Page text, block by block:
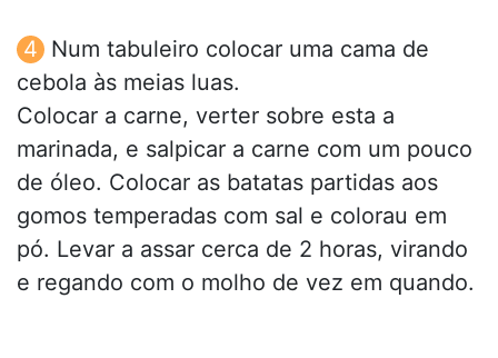
Num tabuleiro colocar uma cama de
cebola às meias luas.
Colocar a carne, verter sobre esta a
marinada, e salpicar a carne com um pouco
de óleo. Colocar as batatas partidas aos
gomos temperadas com sal e colorau em
pó. Levar a assar cerca de 2 horas, virando
e regando com o molho de vez em quando.